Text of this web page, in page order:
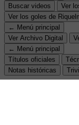
Buscar videos
Ver
Ver los goles de
← Menú principal
Ver Archivo Digital
← Menú principal
Títulos oficiales
Notas históricas